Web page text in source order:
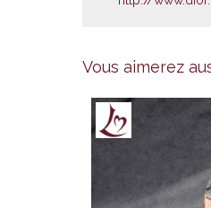
Vous aimerez